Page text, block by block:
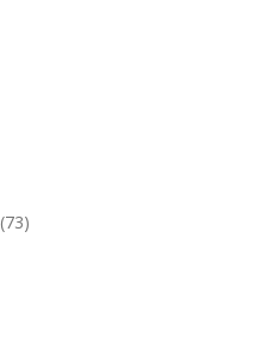
(73)